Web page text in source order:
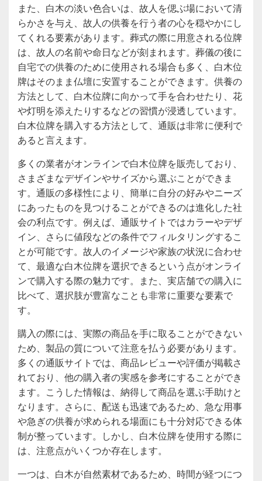
また、白木の淡い色合いは、故人を偲ぶ場において清
らかさを与え、故人の供養を行う者の心を穏やかにし
てくれる要素があります。葬式の際に用意される位牌
は、故人の名前や命日などが刻まれます。葬儀の後に
自宅での供養のために使用される場合も多く、白木位
牌はそのまま仏壇に安置することができます。供養の
方法として、白木位牌に向かって手を合わせたり、花
や灯明を添えたりするなどの習慣が浸透しています。
白木位牌を購入する方法として、通販は非常に便利で
あると言えます。
多くの業者がオンラインで白木位牌を販売しており、
さまざまなデザインやサイズから選ぶことができま
す。通販の多様性により、簡単に自分の好みやニーズ
にあったものを見つけることができるのは進化した社
会の利点です。例えば、通販サイトではカラーやデザ
イン、さらに値段などの条件でフィルタリングするこ
とが可能です。故人のイメージや家族の状況に合わせ
て、最適な白木位牌を選択できるという点がオンライ
ンで購入する際の魅力です。また、実店舗での購入に
比べて、選択肢が豊富なことも非常に重要な要素で
す。
購入の際には、実際の商品を手に取ることができない
ため、製品の質について注意を払う必要があります。
多くの通販サイトでは、商品レビューや評価が掲載さ
れており、他の購入者の実感を参考にすることができ
ます。こうした情報は、納得して商品を選ぶ手助けと
なります。さらに、配送も迅速であるため、急な用事
や急ぎの供養が求められる場面にも十分対応できる体
制が整っています。しかし、白木位牌を使用する際に
は、注意点がいくつか存在します。
一つは、白木が自然素材であるため、時間が経つにつ